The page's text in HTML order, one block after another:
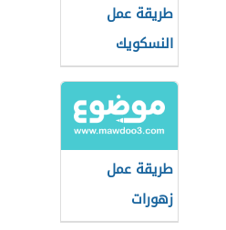
طريقة عمل
النسكويك
طريقة عمل
زهورات